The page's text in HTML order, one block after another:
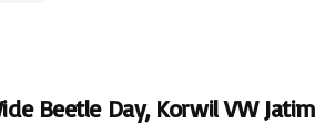
Beetle Day, Korwil VW Jatim